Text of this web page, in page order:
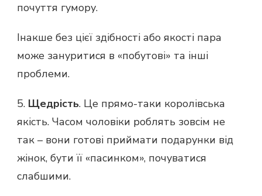
почуття гумору.
Інакше без цієї здібності або якості пара
може зануритися в «побутові» та інші
проблеми.
5. Щедрість. Це прямо-таки королівська
якість. Часом чоловіки роблять зовсім не
так – вони готові приймати подарунки від
жінок, бути її «пасинком», почуватися
слабшими.